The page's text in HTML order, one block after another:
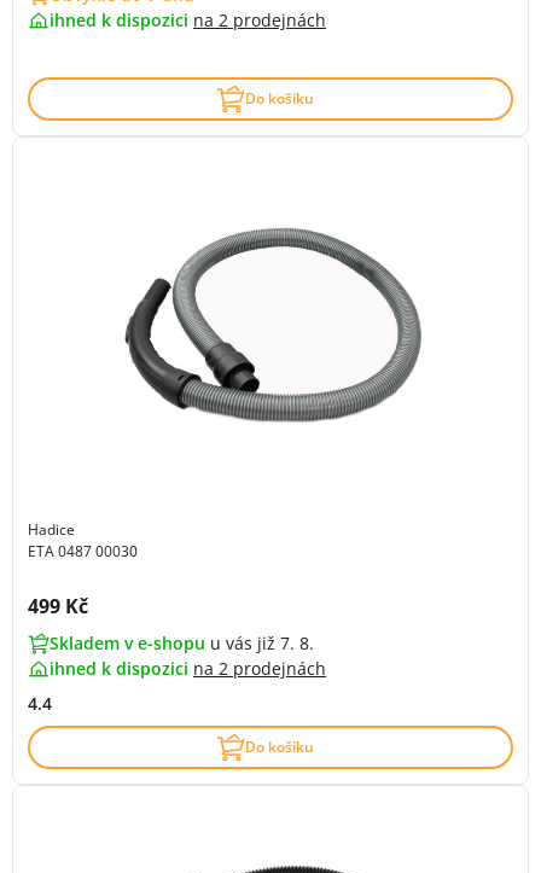
ihned k dispozici na 2 prodejnách
Do košíku
Hadice
ETA 0487 00030
Cena s DPH:
499 Kč
Skladem v e-shopu u vás již 7. 8.
ihned k dispozici na 2 prodejnách
4.4
Do košíku